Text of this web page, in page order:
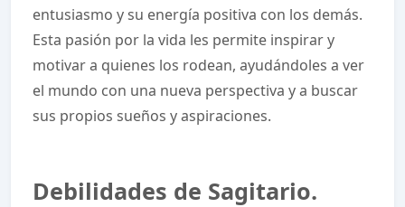
entusiasmo y su energía positiva con los demás.
Esta pasión por la vida les permite inspirar y
motivar a quienes los rodean, ayudándoles a ver
el mundo con una nueva perspectiva y a buscar
sus propios sueños y aspiraciones.
Debilidades de Sagitario.